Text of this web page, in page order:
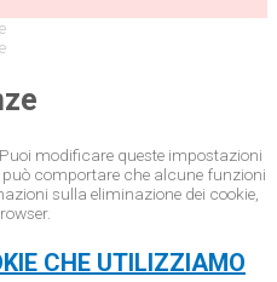
modificare queste impostazioni
comportare che alcune funzioni
sulla eliminazione dei cookie,
CHE UTILIZZIAMO